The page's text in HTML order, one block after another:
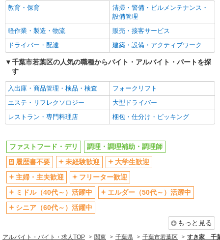
エルダー（50代～）活躍中
シニア（60代～）活躍中
週2～3日勤務OK
短時間勤務（1日4h以内）OK
深夜
車通勤OK
扶養内勤務OK
交通費支給
社会保険あり
まかない・食事補助
社割・特典あり
制服貸与
研修制度あり
社員登用あり
高収入・高額
同じ職種から求人を探す
飲食・フード
ファストフード・デリ
調理・調理補助・調理師
同じ特徴から求人を探す
未経験歓迎
大学生歓迎
ミドル（40代～）活躍中
車通勤OK
扶養内勤務OK
教育・保育
清掃・警備・ビルメンテナンス・
設備管理
軽作業・製造・物流
販売・接客サービス
ドライバー・配達
建築・設備・アクティブワーク
千葉市若葉区の人気の職種からバイト・アルバイト・パートを探
す
入出庫・商品管理・検品・検査
フォークリフト
エステ・リフレクソロジー
大型ドライバー
レストラン・専門料理店
梱包・仕分け・ピッキング
ファストフード・デリ
調理・調理補助・調理師
履歴書不要
未経験歓迎
大学生歓迎
主婦・主夫歓迎
フリーター歓迎
ミドル（40代～）活躍中
エルダー（50代～）活躍中
シニア（60代～）活躍中
もっと見る
アルバイト・バイト・求人TOP 関東 千葉県 千葉市若葉区 すき家 千